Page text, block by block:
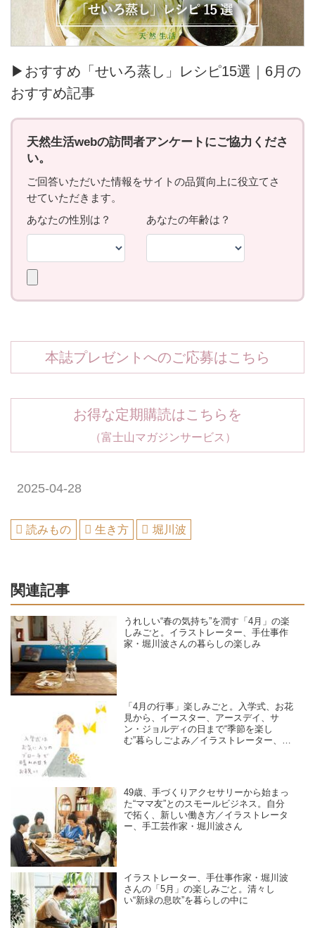
▶おすすめ「せいろ蒸し」レシピ15選｜6月の
おすすめ記事
本誌プレゼントへのご応募はこちら
お得な定期購読はこちらを
（富士山マガジンサービス）
2025-04-28
読みもの 生き方 堀川波
関連記事
うれしい“春の気持ち”を潤す「4月」の楽
しみごと。イラストレーター、手仕事作
家・堀川波さんの暮らしの楽しみ
「4月の行事」楽しみごと。入学式、お花
見から、イースター、アースデイ、サ
ン・ジョルディの日まで“季節を楽し
む”暮らしごよみ／イラストレーター、手
49歳、手づくりアクセサリーから始まっ
た“ママ友”とのスモールビジネス。自分
で拓く、新しい働き方／イラストレータ
ー、手工芸作家・堀川波さん
イラストレーター、手仕事作家・堀川波
さんの「5月」の楽しみごと。清々し
い“新緑の息吹”を暮らしの中に